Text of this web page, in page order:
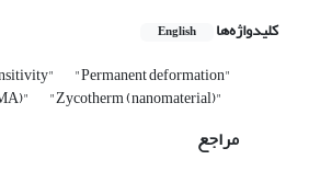
کلیدواژه‌ها English
"Permanent deformation"
"Zycotherm (nanomaterial)"
مراجع